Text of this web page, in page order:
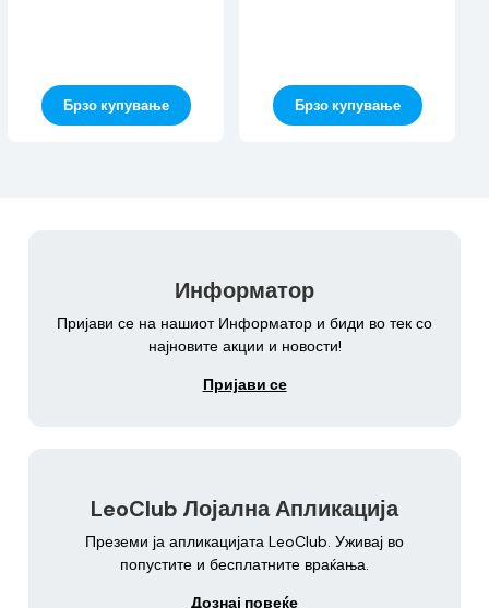
Брзо купување Брзо купување
Информатор
Пријави се на нашиот Информатор и биди во тек со
најновите акции и новости!
Пријави се
LeoClub Лојална Апликација
Преземи ја апликацијата LeoClub. Уживај во
попустите и бесплатните враќања.
Дознај повеќе